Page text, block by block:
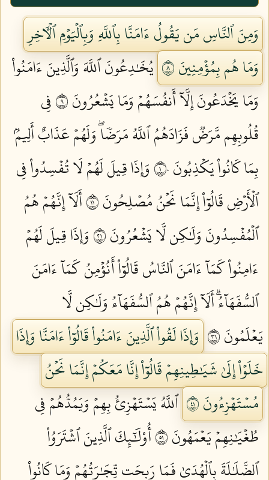
وَمِنَ ٱلنَّاسِ مَن يَقُولُ ءَامَنَّا بِٱللَّهِ وَبِٱلۡيَوۡمِ ٱلۡأٓخِرِ
وَمَا هُم بِمُؤۡمِنِينَ ٨
يُخَٰدِعُونَ ٱللَّهَ وَٱلَّذِينَ ءَامَنُواْ
وَمَا يَخۡدَعُونَ إِلَّآ أَنفُسَهُمۡ وَمَا يَشۡعُرُونَ ٩
فِي
قُلُوبِهِم مَّرَضٞ فَزَادَهُمُ ٱللَّهُ مَرَضٗاۖ وَلَهُمۡ عَذَابٌ أَلِيمُۢ
بِمَا كَانُواْ يَكۡذِبُونَ ١٠
وَإِذَا قِيلَ لَهُمۡ لَا تُفۡسِدُواْ فِي
ٱلۡأَرۡضِ قَالُوٓاْ إِنَّمَا نَحۡنُ مُصۡلِحُونَ ١١
أَلَآ إِنَّهُمۡ هُمُ
ٱلۡمُفۡسِدُونَ وَلَٰكِن لَّا يَشۡعُرُونَ ١٢
وَإِذَا قِيلَ لَهُمۡ
ءَامِنُواْ كَمَآ ءَامَنَ ٱلنَّاسُ قَالُوٓاْ أَنُؤۡمِنُ كَمَآ ءَامَنَ
ٱلسُّفَهَآءُۗ أَلَآ إِنَّهُمۡ هُمُ ٱلسُّفَهَآءُ وَلَٰكِن لَّا
يَعۡلَمُونَ ١٣
وَإِذَا لَقُواْ ٱلَّذِينَ ءَامَنُواْ قَالُوٓاْ ءَامَنَّا وَإِذَا
خَلَوۡاْ إِلَىٰ شَيَٰطِينِهِمۡ قَالُوٓاْ إِنَّا مَعَكُمۡ إِنَّمَا نَحۡنُ
مُسۡتَهۡزِءُونَ ١٤
ٱللَّهُ يَسۡتَهۡزِئُ بِهِمۡ وَيَمُدُّهُمۡ فِي
طُغۡيَٰنِهِمۡ يَعۡمَهُونَ ١٥
أُوْلَٰٓئِكَ ٱلَّذِينَ ٱشۡتَرَوُاْ
ٱلضَّلَٰلَةَ بِٱلۡهُدَىٰ فَمَا رَبِحَت تِّجَٰرَتُهُمۡ وَمَا كَانُواْ